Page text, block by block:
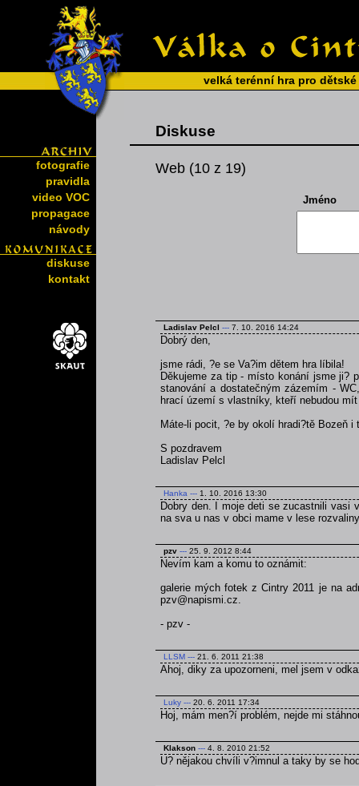
velká terénní hra pro
fotografie
pravidla
video VOC
propagace
návody
diskuse
kontakt
Diskuse
Web (10 z 19)
Jméno
Ladislav Pelcl --- 7. 10. 2016 14:24
Dobrý den,
jsme rádi, ?e se Va?im dětem hra líbila!
Děkujeme za tip - místo konání jsme ji?
stanování a dostatečným zázemím -
hrací území s vlastníky, kteří nebudou
Máte-li pocit, ?e by okolí hradi?tě Bozeň
S pozdravem
Ladislav Pelcl
Hanka --- 1. 10. 2016 13:30
Dobry den. I moje deti se zucastnili vasi
na sva u nas v obci mame v lese
pzv --- 25. 9. 2012 8:44
Nevím kam a komu to oznámit:
galerie mých fotek z Cintry 2011 je na
pzv@napismi.cz.
- pzv -
LLSM --- 21. 6. 2011 21:38
Ahoj, diky za upozorneni, mel jsem v
Luky --- 20. 6. 2011 17:34
Hoj, mám men?í problém, nejde mi
Klakson --- 4. 8. 2010 21:52
U? nějakou chvíli v?imnul a taky by se